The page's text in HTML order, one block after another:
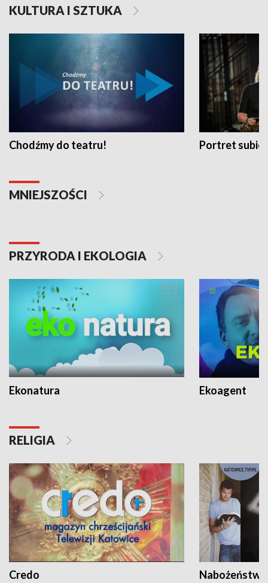
KULTURA I SZTUKA
Chodźmy do teatru! Portret
MNIEJSZOŚCI
PRZYRODA I EKOLOGIA
Ekonatura Ekoagent
RELIGIA
Credo